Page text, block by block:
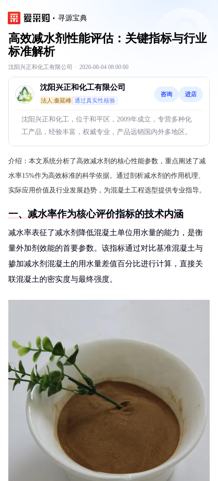
寻源宝典
高效减水剂性能评估：关键指标与行业
标准解析
沈阳兴正和化工有限公司 · 2026-08-04 08:00:00
沈阳兴正和化工有限公司
法人:秦延峰 通过真实性核验
咨询 进店
沈阳兴正和化工，位于和平区，2009年成立，专营多种化
工产品，经验丰富，权威专业，产品远销国内外多地区。
介绍： 本文系统分析了高效减水剂的核心性能参数，重点阐述了减
水率15%作为高效标准的科学依据。通过剖析减水剂的作用机理、
实际应用价值及行业发展趋势，为混凝土工程选型提供专业指导。
一、减水率作为核心评价指标的技术内涵
减水率表征了减水剂降低混凝土单位用水量的能力，是衡
量外加剂效能的首要参数。该指标通过对比基准混凝土与
掺加减水剂混凝土的用水量差值百分比进行计算，直接关
联混凝土的密实度与最终强度。